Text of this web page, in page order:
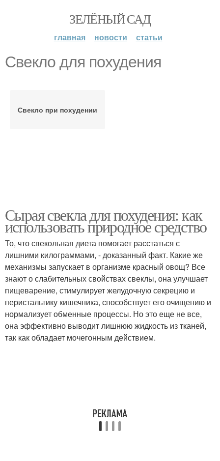
ЗЕЛЁНЫЙ САД
главная новости статьи
Свекло для похудения
Свекло при похудении
Сырая свекла для похудения: как
использовать природное средство
То, что свекольная диета помогает расстаться с
лишними килограммами, - доказанный факт. Какие же
механизмы запускает в организме красный овощ? Все
знают о слабительных свойствах свеклы, она улучшает
пищеварение, стимулирует желудочную секрецию и
перистальтику кишечника, способствует его очищению и
нормализует обменные процессы. Но это еще не все,
она эффективно выводит лишнюю жидкость из тканей,
так как обладает мочегонным действием.